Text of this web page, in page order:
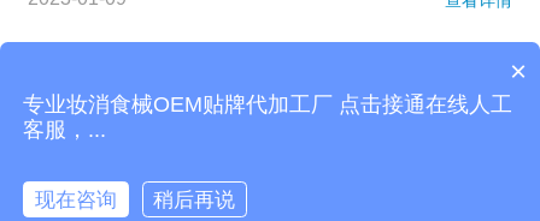
站内导航： 面膜加工 精油加工 化妆品代加工 护肤品代加工
版权所有© 2009-2026广东赛美集团
×
专业妆消食械OEM贴牌代加工厂 点击接通在线人工
客服，...
现在咨询 稍后再说